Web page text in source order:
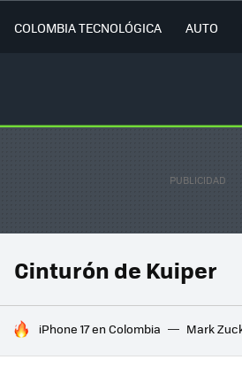
COLOMBIA TECNOLÓGICA AUTO
Cinturón de Kuiper
HOY SE HABLA DE
iPhone 17 en Colombia Mark